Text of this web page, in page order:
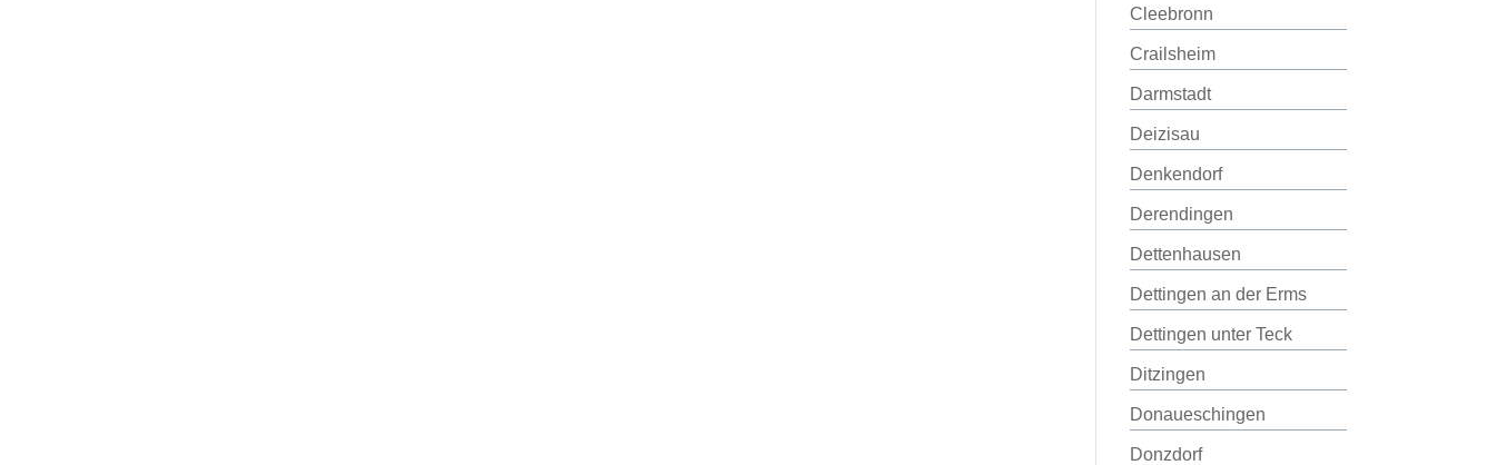
Cleebronn
Crailsheim
Darmstadt
Deizisau
Denkendorf
Derendingen
Dettenhausen
Dettingen an der Erms
Dettingen unter Teck
Ditzingen
Donaueschingen
Donzdorf